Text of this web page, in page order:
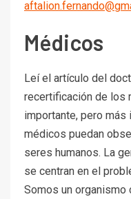
Médicos
Leí el artículo del
recertificación de los
importante, pero más
médicos puedan
seres humanos. La
se centran en el
Somos un organismo